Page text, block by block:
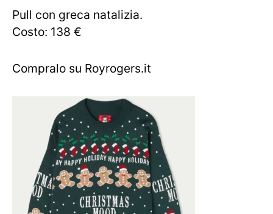
Pull con greca natalizia.
Costo: 138 €
Compralo su Royrogers.it